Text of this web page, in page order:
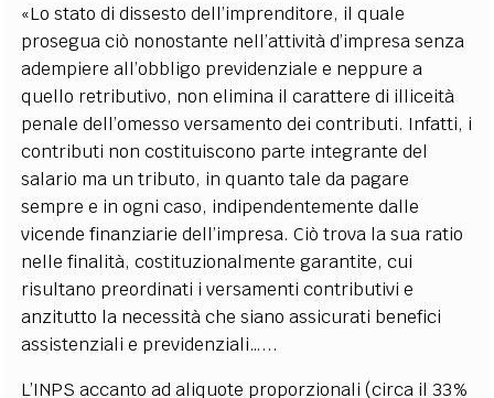
«Lo stato di dissesto dell’imprenditore, il quale
prosegua ciò nonostante nell’attività d’impresa senza
adempiere all’obbligo previdenziale e neppure a
quello retributivo, non elimina il carattere di illiceità
penale dell’omesso versamento dei contributi. Infatti, i
contributi non costituiscono parte integrante del
salario ma un tributo, in quanto tale da pagare
sempre e in ogni caso, indipendentemente dalle
vicende finanziarie dell’impresa. Ciò trova la sua ratio
nelle finalità, costituzionalmente garantite, cui
risultano preordinati i versamenti contributivi e
anzitutto la necessità che siano assicurati benefici
assistenziali e previdenziali…...
L’INPS accanto ad aliquote proporzionali (circa il 33%